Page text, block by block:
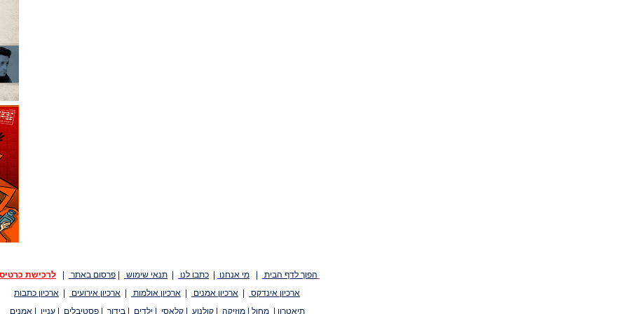
הפוך לדף הבית מי אנחנו כתבו לנו תנאי שימוש פרסום באתר
לרכישת
ארכיון אינדקס
ארכיון אמנים ארכיון אולמות ארכיון אירועים
ארכיון כתבות
תיאטרון
|מחול |מוזיקה |קולנוע |קלאסי ילדים |בידור |פסטיבלים |עניין |אמנים